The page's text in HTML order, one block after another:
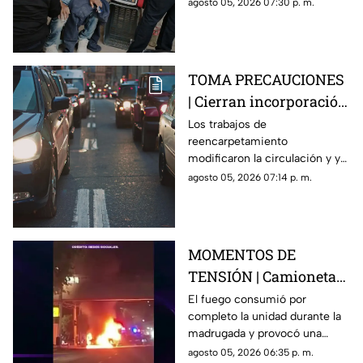
agosto 05, 2026 07:30 p. m.
TOMA PRECAUCIONES
| Cierran incorporación
hacia la carretera 57;
esta es la zona afectada
Los trabajos de
reencarpetamiento
modificaron la circulación y ya
generan carga vehicular en el
agosto 05, 2026 07:14 p. m.
MOMENTOS DE
TENSIÓN | Camioneta
termina calcinada
sobre avenida
Constituyentes; así se
El fuego consumió por
completo la unidad durante la
madrugada y provocó una
intensa movilización en una de
agosto 05, 2026 06:35 p. m.